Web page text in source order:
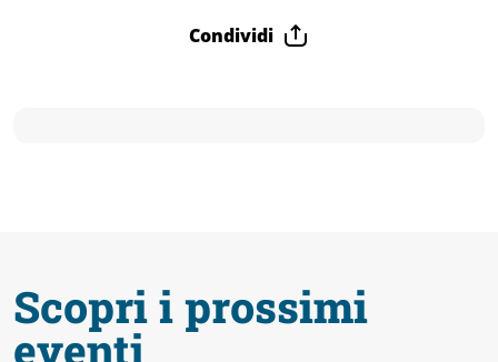
Enogastronomia
Condividi
Scopri i prossimi
eventi